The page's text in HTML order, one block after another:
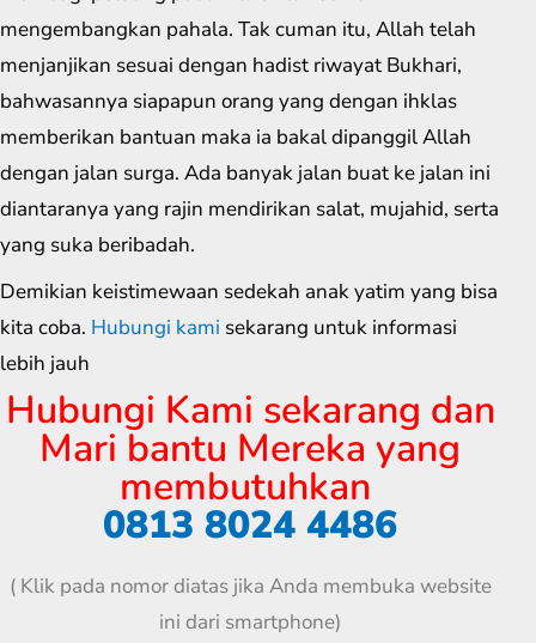
mengembangkan pahala. Tak cuman itu, Allah telah
menjanjikan sesuai dengan hadist riwayat Bukhari,
bahwasannya siapapun orang yang dengan ihklas
memberikan bantuan maka ia bakal dipanggil Allah
dengan jalan surga. Ada banyak jalan buat ke jalan ini
diantaranya yang rajin mendirikan salat, mujahid, serta
yang suka beribadah.
Demikian keistimewaan sedekah anak yatim yang bisa
kita coba. Hubungi kami sekarang untuk informasi
lebih jauh
Hubungi Kami sekarang dan
Mari bantu Mereka yang
membutuhkan
0813 8024 4486
( Klik pada nomor diatas jika Anda membuka website
ini dari smartphone)